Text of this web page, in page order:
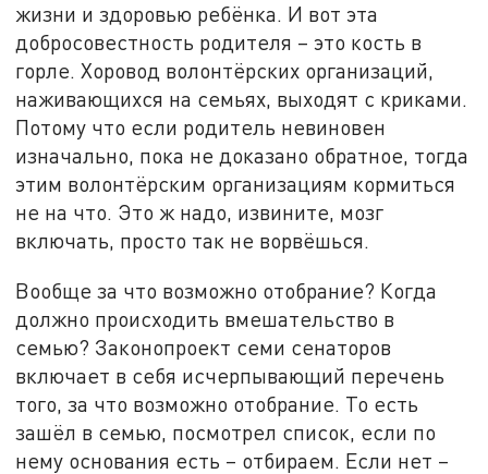
жизни и здоровью ребёнка. И вот эта
добросовестность родителя – это кость в
горле. Хоровод волонтёрских организаций,
наживающихся на семьях, выходят с криками.
Потому что если родитель невиновен
изначально, пока не доказано обратное, тогда
этим волонтёрским организациям кормиться
не на что. Это ж надо, извините, мозг
включать, просто так не ворвёшься.
Вообще за что возможно отобрание? Когда
должно происходить вмешательство в
семью? Законопроект семи сенаторов
включает в себя исчерпывающий перечень
того, за что возможно отобрание. То есть
зашёл в семью, посмотрел список, если по
нему основания есть – отбираем. Если нет –